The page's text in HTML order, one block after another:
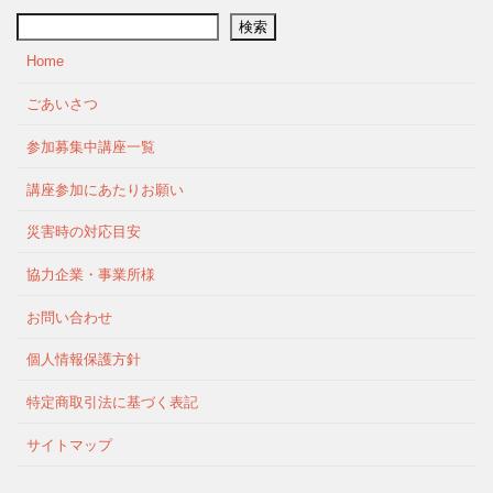
検索
Home
ごあいさつ
参加募集中講座一覧
講座参加にあたりお願い
災害時の対応目安
協力企業・事業所様
お問い合わせ
個人情報保護方針
特定商取引法に基づく表記
サイトマップ